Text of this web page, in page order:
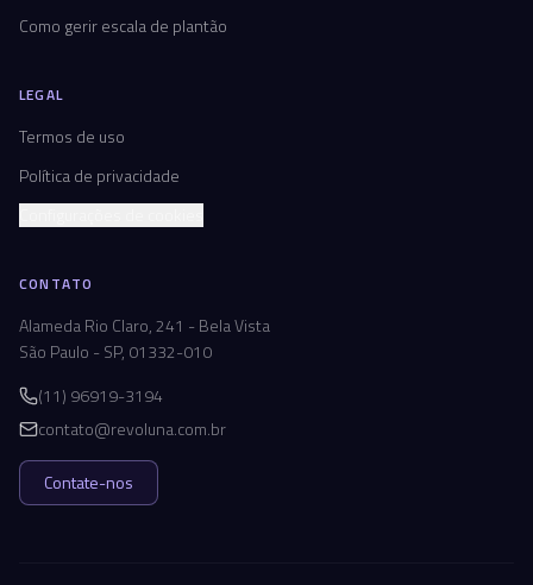
Como gerir escala de plantão
LEGAL
Termos de uso
Política de privacidade
CONTATO
Alameda Rio Claro, 241 - Bela Vista
São Paulo - SP, 01332-010
(11) 96919-3194
contato@revoluna.com.br
Contate-nos